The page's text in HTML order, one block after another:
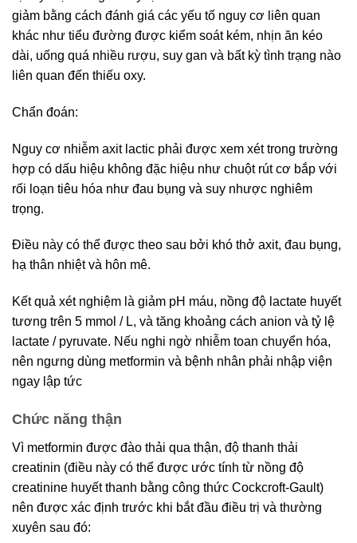
giảm bằng cách đánh giá các yếu tố nguy cơ liên quan
khác như tiểu đường được kiểm soát kém, nhịn ăn kéo
dài, uống quá nhiều rượu, suy gan và bất kỳ tình trạng nào
liên quan đến thiếu oxy.
Chẩn đoán:
Nguy cơ nhiễm axit lactic phải được xem xét trong trường
hợp có dấu hiệu không đặc hiệu như chuột rút cơ bắp với
rối loạn tiêu hóa như đau bụng và suy nhược nghiêm
trọng.
Điều này có thể được theo sau bởi khó thở axit, đau bụng,
hạ thân nhiệt và hôn mê.
Kết quả xét nghiệm là giảm pH máu, nồng độ lactate huyết
tương trên 5 mmol / L, và tăng khoảng cách anion và tỷ lệ
lactate / pyruvate. Nếu nghi ngờ nhiễm toan chuyển hóa,
nên ngưng dùng metformin và bệnh nhân phải nhập viện
ngay lập tức
Chức năng thận
Vì metformin được đào thải qua thận, độ thanh thải
creatinin (điều này có thể được ước tính từ nồng độ
creatinine huyết thanh bằng công thức Cockcroft-Gault)
nên được xác định trước khi bắt đầu điều trị và thường
xuyên sau đó: